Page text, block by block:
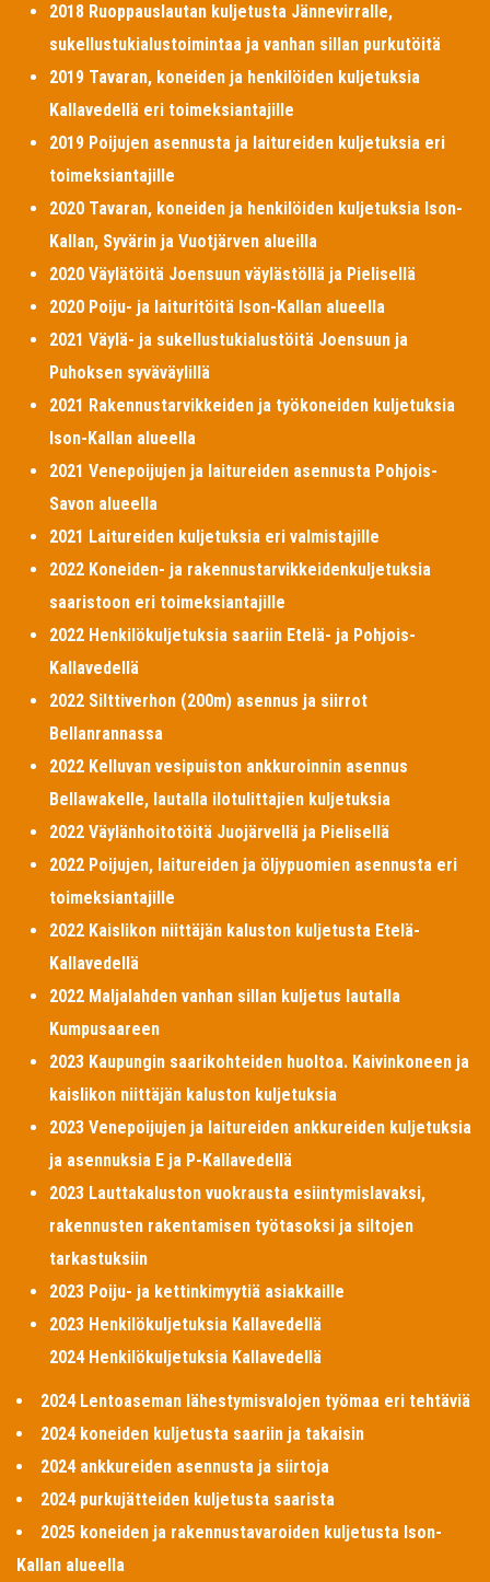
2018 Ruoppauslautan kuljetusta Jännevirralle,
sukellustukialustoimintaa ja vanhan sillan purkutöitä
2019 Tavaran, koneiden ja henkilöiden kuljetuksia
Kallavedellä eri toimeksiantajille
2019 Poijujen asennusta ja laitureiden kuljetuksia eri
toimeksiantajille
2020 Tavaran, koneiden ja henkilöiden kuljetuksia Ison-
Kallan, Syvärin ja Vuotjärven alueilla
2020 Väylätöitä Joensuun väylästöllä ja Pielisellä
2020 Poiju- ja laituritöitä Ison-Kallan alueella
2021 Väylä- ja sukellustukialustöitä Joensuun ja
Puhoksen syväväylillä
2021 Rakennustarvikkeiden ja työkoneiden kuljetuksia
Ison-Kallan alueella
2021 Venepoijujen ja laitureiden asennusta Pohjois-
Savon alueella
2021 Laitureiden kuljetuksia eri valmistajille
2022 Koneiden- ja rakennustarvikkeidenkuljetuksia
saaristoon eri toimeksiantajille
2022 Henkilökuljetuksia saariin Etelä- ja Pohjois-
Kallavedellä
2022 Silttiverhon (200m) asennus ja siirrot
Bellanrannassa
2022 Kelluvan vesipuiston ankkuroinnin asennus
Bellawakelle, lautalla ilotulittajien kuljetuksia
2022 Väylänhoitotöitä Juojärvellä ja Pielisellä
2022 Poijujen, laitureiden ja öljypuomien asennusta eri
toimeksiantajille
2022 Kaislikon niittäjän kaluston kuljetusta Etelä-
Kallavedellä
2022 Maljalahden vanhan sillan kuljetus lautalla
Kumpusaareen
2023 Kaupungin saarikohteiden huoltoa. Kaivinkoneen ja
kaislikon niittäjän kaluston kuljetuksia
2023 Venepoijujen ja laitureiden ankkureiden kuljetuksia
ja asennuksia E ja P-Kallavedellä
2023 Lauttakaluston vuokrausta esiintymislavaksi,
rakennusten rakentamisen työtasoksi ja siltojen
tarkastuksiin
2023 Poiju- ja kettinkimyytiä asiakkaille
2023 Henkilökuljetuksia Kallavedellä
2024 Henkilökuljetuksia Kallavedellä
2024 Lentoaseman lähestymisvalojen työmaa eri tehtäviä
2024 koneiden kuljetusta saariin ja takaisin
2024 ankkureiden asennusta ja siirtoja
2024 purkujätteiden kuljetusta saarista
2025 koneiden ja rakennustavaroiden kuljetusta Ison-
Kallan alueella